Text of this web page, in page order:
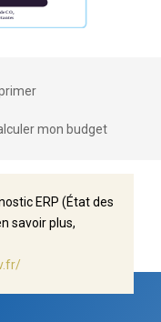
mon budget
ERP (État des
savoir plus,